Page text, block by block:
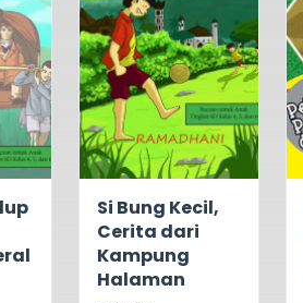
Si Bung Kecil,
Cerita dari
Kampung
Halaman